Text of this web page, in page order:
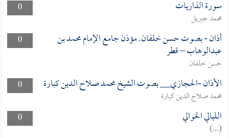
0
سورة الذاريات
محمد جبريل
0
أذان - بصوت حسن خلفان. مؤذن جامع الإمام محمد بن
عبدالوهاب – قطر
حسن خلفان
0
الأذان -الحجازي__ بصوت الشيخ محمد صلاح الدين كبارة
محمد صلاح الدين كبارة
0
الليالي الخوالي
(...)